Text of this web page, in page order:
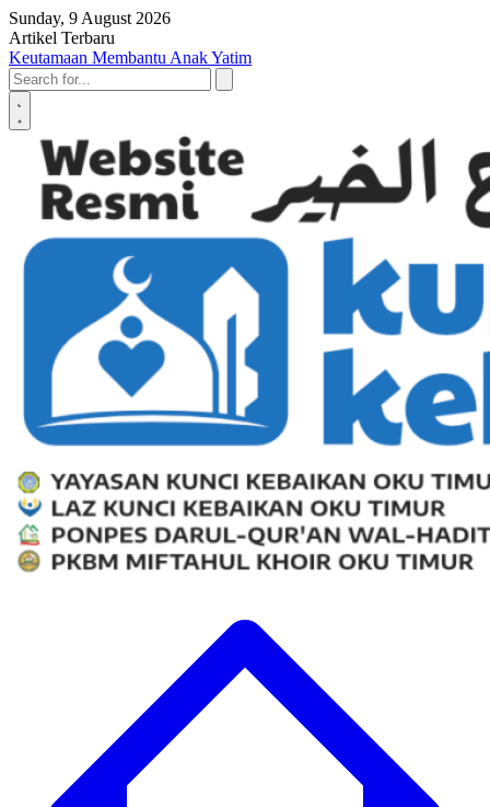
Skip to content
Sunday, 9 August 2026
Artikel Terbaru
Penyerahan SK LAZ Kunci Kebaikan OKU Timur, Tonggak Baru
Penguatan Pelayanan Umat